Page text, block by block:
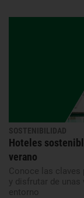
SOSTENIBILIDAD
Hoteles
verano
Conoce las claves
y disfrutar de unas
entorno